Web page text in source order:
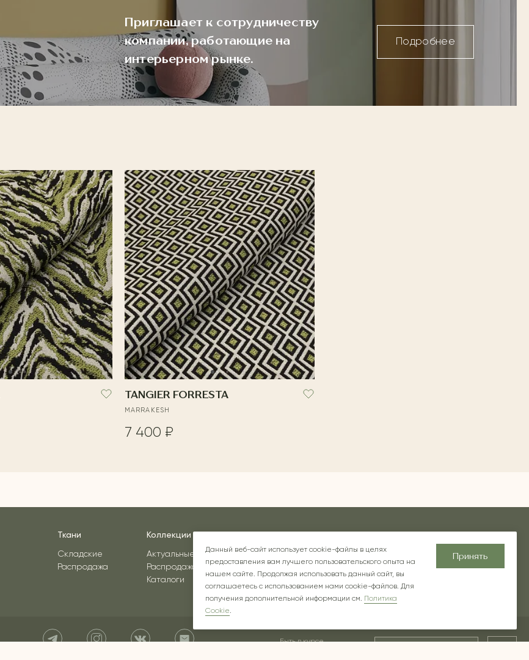
Приглашает к сотрудничеству
компании, работающие на
интерьерном рынке.
Подробнее
TANGIER FORRESTA
MARRAKESH
7 400 ₽
Ткани
Складские
Распродажа
Коллекции
Актуальные
Распродажа
Каталоги
Вдохновение Блог О компании Контакты
Быть в курсе
Данный веб-сайт использует cookie-файлы в целях
предоставления вам лучшего пользовательского опыта на
нашем сайте. Продолжая использовать данный сайт, вы
соглашаетесь с использованием нами cookie-файлов. Для
получения дополнительной информации см. Политика
Cookie.
Принять